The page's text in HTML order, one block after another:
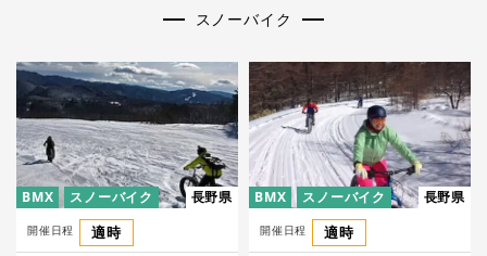
スノーバイク
BMX スノーバイク 長野県
開催日程
適時
BMX スノーバイク 長野県
開催日程
適時